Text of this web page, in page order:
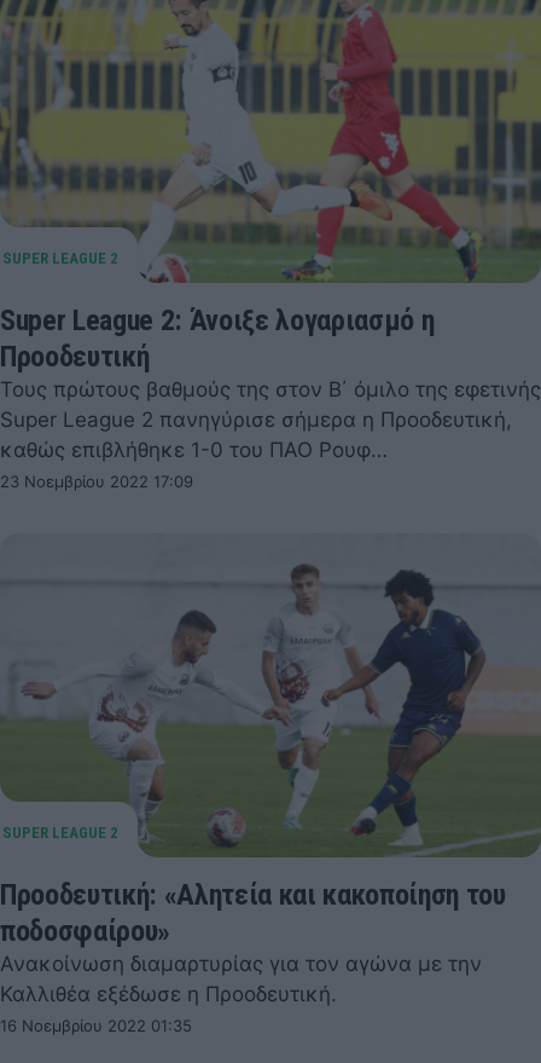
Super League 2: Άνοιξε λογαριασμό η
Προοδευτική
Τους πρώτους βαθμούς της στον Β΄ όμιλο της εφετινής
Super League 2 πανηγύρισε σήμερα η Προοδευτική,
καθώς επιβλήθηκε 1-0 του ΠΑΟ Ρουφ…
23 Νοεμβρίου 2022 17:09
Προοδευτική: «Αλητεία και κακοποίηση του
ποδοσφαίρου»
Ανακοίνωση διαμαρτυρίας για τον αγώνα με την
Καλλιθέα εξέδωσε η Προοδευτική.
16 Νοεμβρίου 2022 01:35